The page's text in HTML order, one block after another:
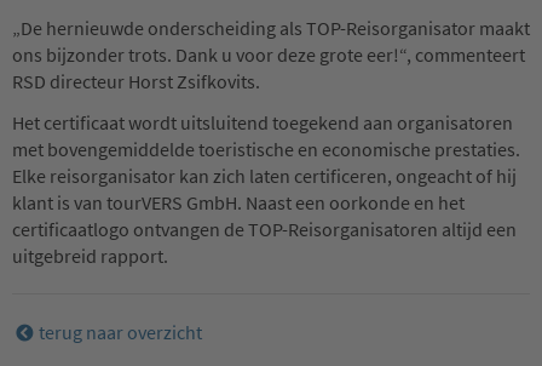
„De hernieuwde onderscheiding als TOP-Reisorganisator maakt
ons bijzonder trots. Dank u voor deze grote eer!“, commenteert
RSD directeur Horst Zsifkovits.
Het certificaat wordt uitsluitend toegekend aan organisatoren
met bovengemiddelde toeristische en economische prestaties.
Elke reisorganisator kan zich laten certificeren, ongeacht of hij
klant is van tourVERS GmbH. Naast een oorkonde en het
certificaatlogo ontvangen de TOP-Reisorganisatoren altijd een
uitgebreid rapport.
terug naar overzicht